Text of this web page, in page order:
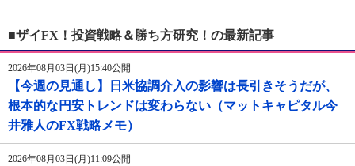
■ザイFX！投資戦略＆勝ち方研究！の最新記事
2026年08月03日(月)15:40公開
【今週の見通し】日米協調介入の影響は長引きそうだが、
根本的な円安トレンドは変わらない（マットキャピタル今
井雅人のFX戦略メモ）
2026年08月03日(月)11:09公開